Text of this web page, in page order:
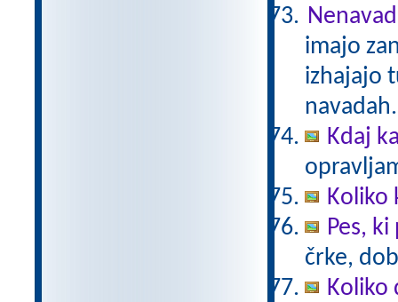
imajo
izhajajo
Kdaj
Koliko
Pes,
črke,
Koliko